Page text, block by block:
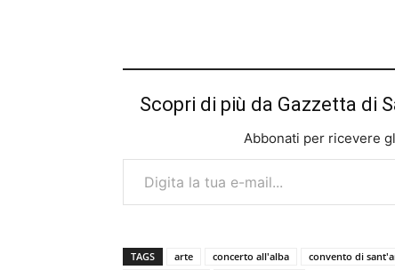
Scopri di più da Gazzetta di
Abbonati per ricevere
Digita la tua e-mail...
TAGS arte concerto all'alba convento di